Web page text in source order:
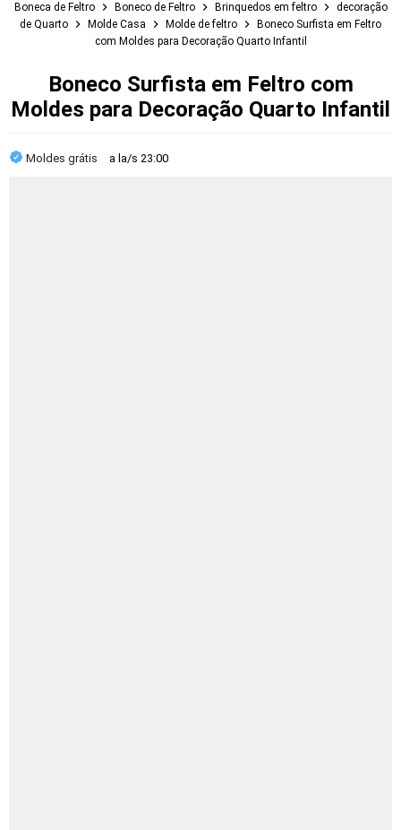
Boneca de Feltro
Boneco de Feltro Brinquedos em feltro
decoração
de Quarto
Molde Casa Molde de feltro
Boneco Surfista em Feltro
com Moldes para Decoração Quarto Infantil
Boneco Surfista em Feltro com
Moldes para Decoração Quarto Infantil
Moldes grátis a la/s 23:00